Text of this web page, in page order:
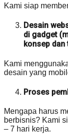
Kami siap
Desain
di gadget
konsep
Kami
desain yang
Proses
Mengapa harus
berbisnis? Kami
– 7 hari kerja.